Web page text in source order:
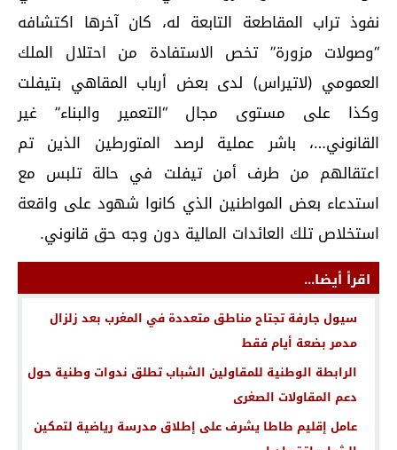
نفوذ تراب المقاطعة التابعة له، كان آخرها اكتشافه
“وصولات مزورة” تخص الاستفادة من احتلال الملك
العمومي (لاتيراس) لدى بعض أرباب المقاهي بتيفلت
وكذا على مستوى مجال “التعمير والبناء” غير
القانوني…، باشر عملية لرصد المتورطين الذين تم
اعتقالهم من طرف أمن تيفلت في حالة تلبس مع
استدعاء بعض المواطنين الذي كانوا شهود على واقعة
استخلاص تلك العائدات المالية دون وجه حق قانوني.
اقرأ أيضا...
سيول جارفة تجتاح مناطق متعددة في المغرب بعد زلزال
مدمر بضعة أيام فقط
الرابطة الوطنية للمقاولين الشباب تطلق ندوات وطنية حول
دعم المقاولات الصغرى
عامل إقليم طاطا يشرف على إطلاق مدرسة رياضية لتمكين